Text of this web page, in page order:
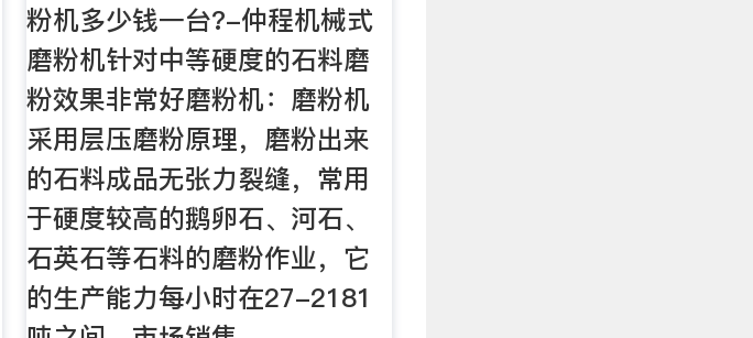
粉机多少钱一台?-仲程机械式
磨粉机针对中等硬度的石料磨
粉效果非常好磨粉机：磨粉机
采用层压磨粉原理，磨粉出来
的石料成品无张力裂缝，常用
于硬度较高的鹅卵石、河石、
石英石等石料的磨粉作业，它
的生产能力每小时在27-2181